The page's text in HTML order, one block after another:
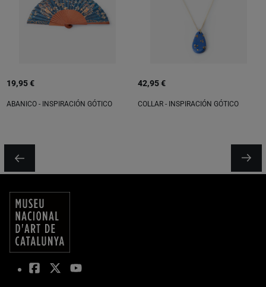
19,95 €
ABANICO - INSPIRACIÓN GÓTICO
42,95 €
COLLAR - INSPIRACIÓN GÓTICO